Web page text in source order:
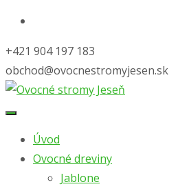
+421 904 197 183
obchod@ovocnestromyjesen.sk
Skip
contentÚvod
Ovocné dreviny
Jablone